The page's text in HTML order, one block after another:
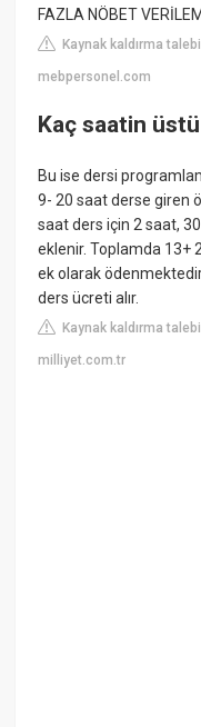
FAZLA NÖBET
Kaynak kaldırma talebi
mebpersonel.com
Kaç saatin
Bu ise dersi
9- 20 saat derse giren
saat ders için 2 saat,
eklenir. Toplamda 13+
ek olarak
ders ücreti alır.
Kaynak kaldırma talebi
milliyet.com.tr